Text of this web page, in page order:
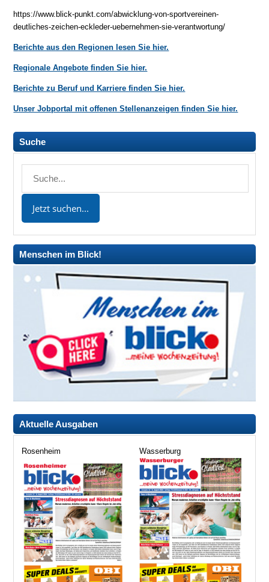
https://www.blick-punkt.com/abwicklung-von-sportvereinen-
deutliches-zeichen-eckleder-uebernehmen-sie-verantwortung/
Berichte aus den Regionen lesen Sie hier.
Regionale Angebote finden Sie hier.
Berichte zu Beruf und Karriere finden Sie hier.
Unser Jobportal mit offenen Stellenanzeigen finden Sie hier.
Suche
Menschen im Blick!
Aktuelle Ausgaben
Rosenheim Wasserburg